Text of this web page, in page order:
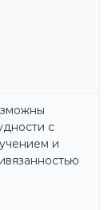
с
и